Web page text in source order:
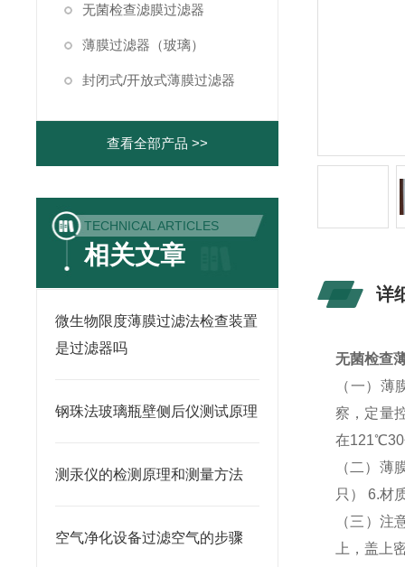
无菌检查滤膜过滤器
薄膜过滤器（玻璃）
封闭式/开放式薄膜过滤器
查看全部产品 >>
TECHNICAL ARTICLES
相关文章
微生物限度薄膜过滤法检查装置
是过滤器吗
钢珠法玻璃瓶壁侧后仪测试原理
测汞仪的检测原理和测量方法
空气净化设备过滤空气的步骤
详
无菌检查
（一）
察，定量
在121℃30
（二）薄
只） 6.材
（三）
上，盖上